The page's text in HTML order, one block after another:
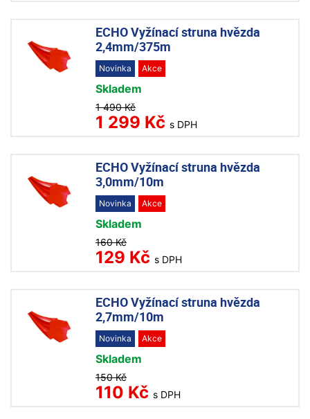
ECHO Vyžínací struna hvězda
2,4mm/375m
Novinka Akce
Skladem
1 490 Kč
1 299 Kč s DPH
ECHO Vyžínací struna hvězda
3,0mm/10m
Novinka Akce
Skladem
160 Kč
129 Kč s DPH
ECHO Vyžínací struna hvězda
2,7mm/10m
Novinka Akce
Skladem
150 Kč
110 Kč s DPH